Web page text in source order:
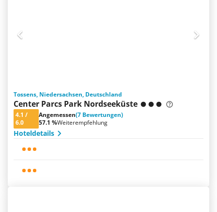
Tossens, Niedersachsen, Deutschland
Center Parcs Park Nordseeküste
4.1 /
6.0
Angemessen(7 Bewertungen)
57.1 %Weiterempfehlung
Hoteldetails